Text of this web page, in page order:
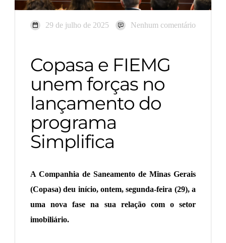
29 de julho de 2025 Nenhum comentário
Copasa e FIEMG
unem forças no
lançamento do
programa
Simplifica
A Companhia de Saneamento de Minas Gerais
(Copasa) deu início, ontem, segunda-feira (29), a
uma nova fase na sua relação com o setor
imobiliário.